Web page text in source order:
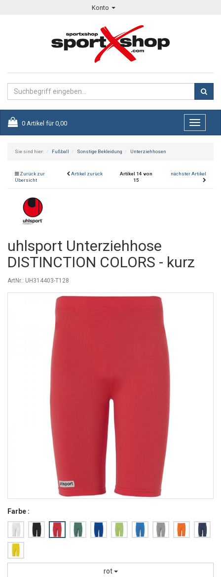
Konto
0 Artikel für 0,00
Toggle
Sie sind hier: Fußball Sonstige Bekleidung Unterziehhosen
Zurück zur
Übersicht
Artikel zurück
Artikel 14 von
15
nächster Artikel
uhlsport Unterziehhose
DISTINCTION COLORS - kurz
ArtNr.: UH314403-T128
Farbe :
rot